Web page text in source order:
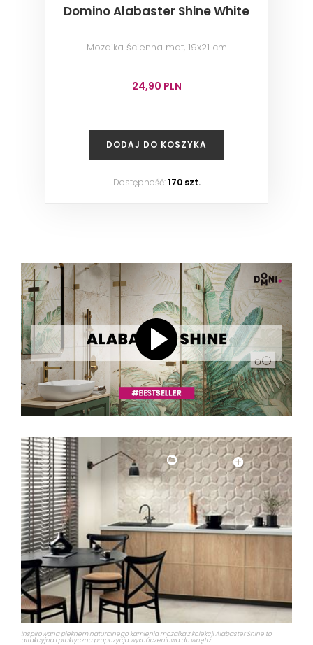
Domino Alabaster Shine White
Mozaika ścienna mat, 19x21 cm
24,90 PLN
DODAJ DO KOSZYKA
Dostępność:170 szt.
Inspirowana pięknem naturalnego kamienia mozaika z kolekcji Alabaster Shine to
atrakcyjna i praktyczna propozycja wykończeniowa do wnętrz.